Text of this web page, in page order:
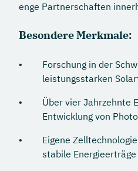
enge Partnerschaften
Besondere Merkmale:
Forschung in der
leistungsstarken
Über vier Jahrzehnte
Entwicklung von
Eigene
stabile Energieerträge